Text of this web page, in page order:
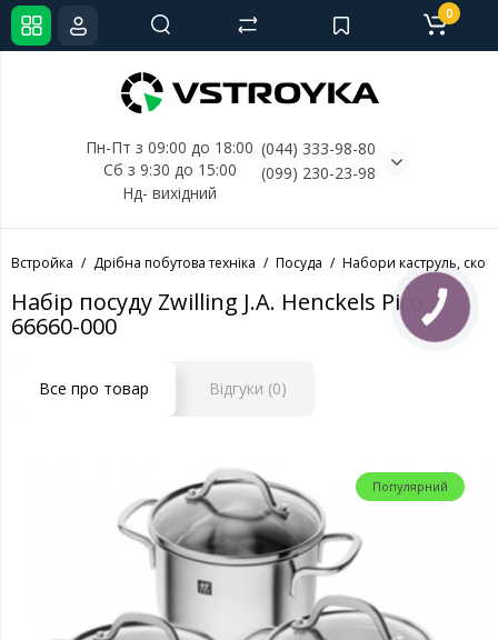
Пн-Пт з 09:00 до 18:00
Сб з 9:30 до 15:00
Нд- вихідний
(044) 333-98-80
(099) 230-23-98
0
Встройка Дрібна побутова техніка Посуда Набори каструль,
Набір посуду Zwilling J.A. Henckels Pico
66660-000
Все про товар Відгуки (0)
Популярний
КНОПКА
СВЯЗИ